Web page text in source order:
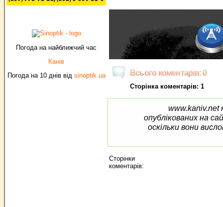
Погода на найближчий час
Канів
Погода на 10 днів від sinoptik.ua Всього коментарів: 0
Сторінка коментарів: 1
www.kaniv.net
опублікованих на
оскільки вони
Сторінки
коментарів: